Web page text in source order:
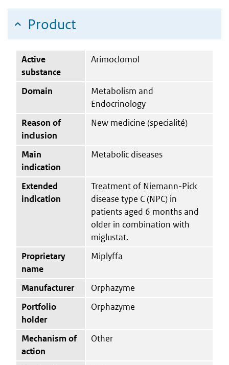
Product
Active
substance
Arimoclomol
Domain
Metabolism and
Endocrinology
Reason of
inclusion
New medicine (specialité)
Main
indication
Metabolic diseases
Extended
indication
Treatment of Niemann-Pick
disease type C (NPC) in
patients aged 6 months and
older in combination with
miglustat.
Proprietary
name
Miplyffa
Manufacturer
Orphazyme
Portfolio
holder
Orphazyme
Mechanism of
action
Other